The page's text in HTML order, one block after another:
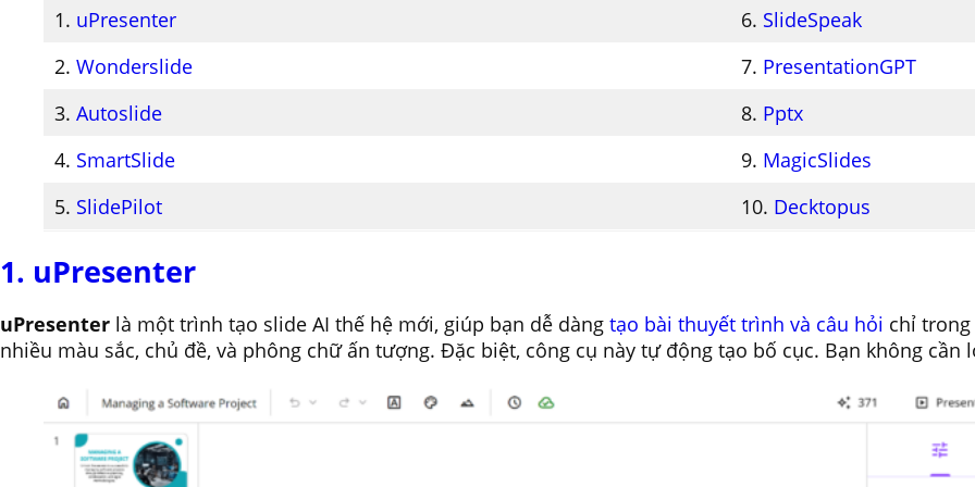
1. uPresenter 6. SlideSpeak
2. Wonderslide 7. PresentationGPT
3. Autoslide 8. Pptx
4. SmartSlide 9. MagicSlides
5. SlidePilot 10. Decktopus
1. uPresenter
uPresenter là một trình tạo slide AI thế hệ mới, giúp bạn dễ dàng tạo bài thuyết trình và câu hỏi chỉ
nhiều màu sắc, chủ đề, và phông chữ ấn tượng. Đặc biệt, công cụ này tự động tạo bố cục. Bạn không